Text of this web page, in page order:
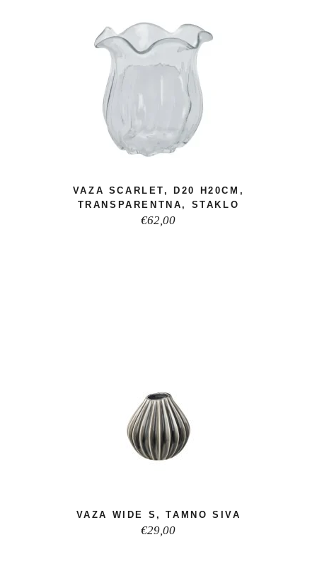
VAZA SCARLET, D20 H20CM,
TRANSPARENTNA, STAKLO
€62,00
VAZA WIDE S, TAMNO SIVA
€29,00